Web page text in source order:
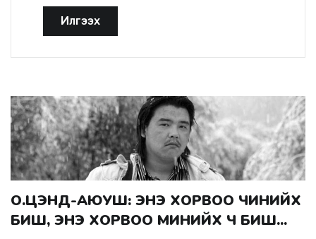
Илгээх
О.ЦЭНД-АЮУШ: ЭНЭ ХОРВОО ЧИНИЙХ
БИШ, ЭНЭ ХОРВОО МИНИЙХ Ч БИШ...